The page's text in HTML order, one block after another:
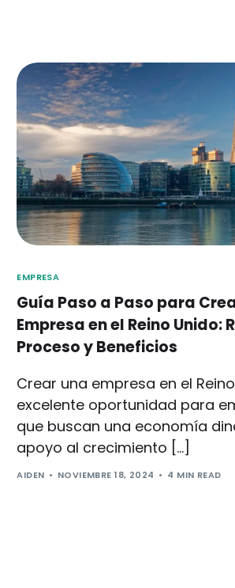
EMPRESA
Guía Paso a Paso para
Empresa en el Reino Unido:
Proceso y Beneficios
Crear una empresa en el
excelente oportunidad para
que buscan una economía
apoyo al crecimiento […]
AIDEN NOVIEMBRE 18, 2024 4 MIN READ